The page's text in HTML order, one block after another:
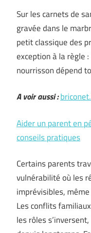
Sur les carnets de
gravée dans le
petit classique des
exception à la règle
nourrisson dépend
A voir aussi :
Aider un parent en
conseils pratiques
Certains parents
vulnérabilité où les
imprévisibles,
Les conflits
les rôles